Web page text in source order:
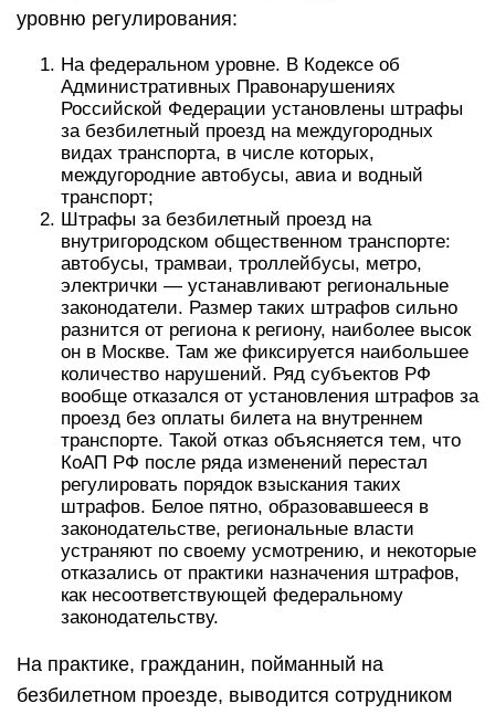
уровню регулирования:
На федеральном уровне. В Кодексе об
Административных Правонарушениях
Российской Федерации установлены штрафы
за безбилетный проезд на междугородных
видах транспорта, в числе которых,
междугородние автобусы, авиа и водный
транспорт;
Штрафы за безбилетный проезд на
внутригородском общественном транспорте:
автобусы, трамваи, троллейбусы, метро,
электрички — устанавливают региональные
законодатели. Размер таких штрафов сильно
разнится от региона к региону, наиболее высок
он в Москве. Там же фиксируется наибольшее
количество нарушений. Ряд субъектов РФ
вообще отказался от установления штрафов за
проезд без оплаты билета на внутреннем
транспорте. Такой отказ объясняется тем, что
КоАП РФ после ряда изменений перестал
регулировать порядок взыскания таких
штрафов. Белое пятно, образовавшееся в
законодательстве, региональные власти
устраняют по своему усмотрению, и некоторые
отказались от практики назначения штрафов,
как несоответствующей федеральному
законодательству.
На практике, гражданин, пойманный на
безбилетном проезде, выводится сотрудником